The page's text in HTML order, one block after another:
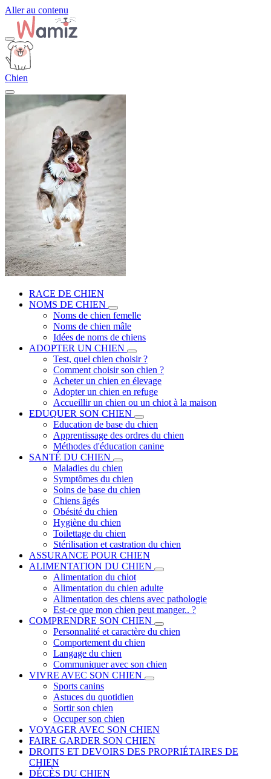
Aller au contenu
Chien
RACE DE CHIEN
NOMS DE CHIEN
Noms de chien femelle
Noms de chien mâle
Idées de noms de chiens
ADOPTER UN CHIEN
Test, quel chien choisir ?
Comment choisir son chien ?
Acheter un chien en élevage
Adopter un chien en refuge
Accueillir un chien ou un chiot à la maison
EDUQUER SON CHIEN
Education de base du chien
Apprentissage des ordres du chien
Méthodes d'éducation canine
SANTÉ DU CHIEN
Maladies du chien
Symptômes du chien
Soins de base du chien
Chiens âgés
Obésité du chien
Hygiène du chien
Toilettage du chien
Stérilisation et castration du chien
ASSURANCE POUR CHIEN
ALIMENTATION DU CHIEN
Alimentation du chiot
Alimentation du chien adulte
Alimentation des chiens avec pathologie
Est-ce que mon chien peut manger.. ?
COMPRENDRE SON CHIEN
Personnalité et caractère du chien
Comportement du chien
Langage du chien
Communiquer avec son chien
VIVRE AVEC SON CHIEN
Sports canins
Astuces du quotidien
Sortir son chien
Occuper son chien
VOYAGER AVEC SON CHIEN
FAIRE GARDER SON CHIEN
DROITS ET DEVOIRS DES PROPRIÉTAIRES DE
CHIEN
DÉCÈS DU CHIEN